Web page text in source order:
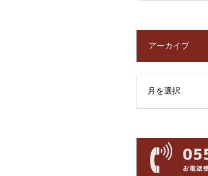
アーカイブ